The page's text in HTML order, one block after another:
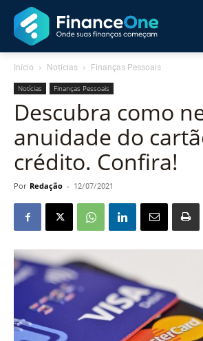
Início Notícias Finanças Pessoais
Notícias Finanças Pessoais
Descubra como
anuidade do
crédito. Confira!
Por Redação - 12/07/2021